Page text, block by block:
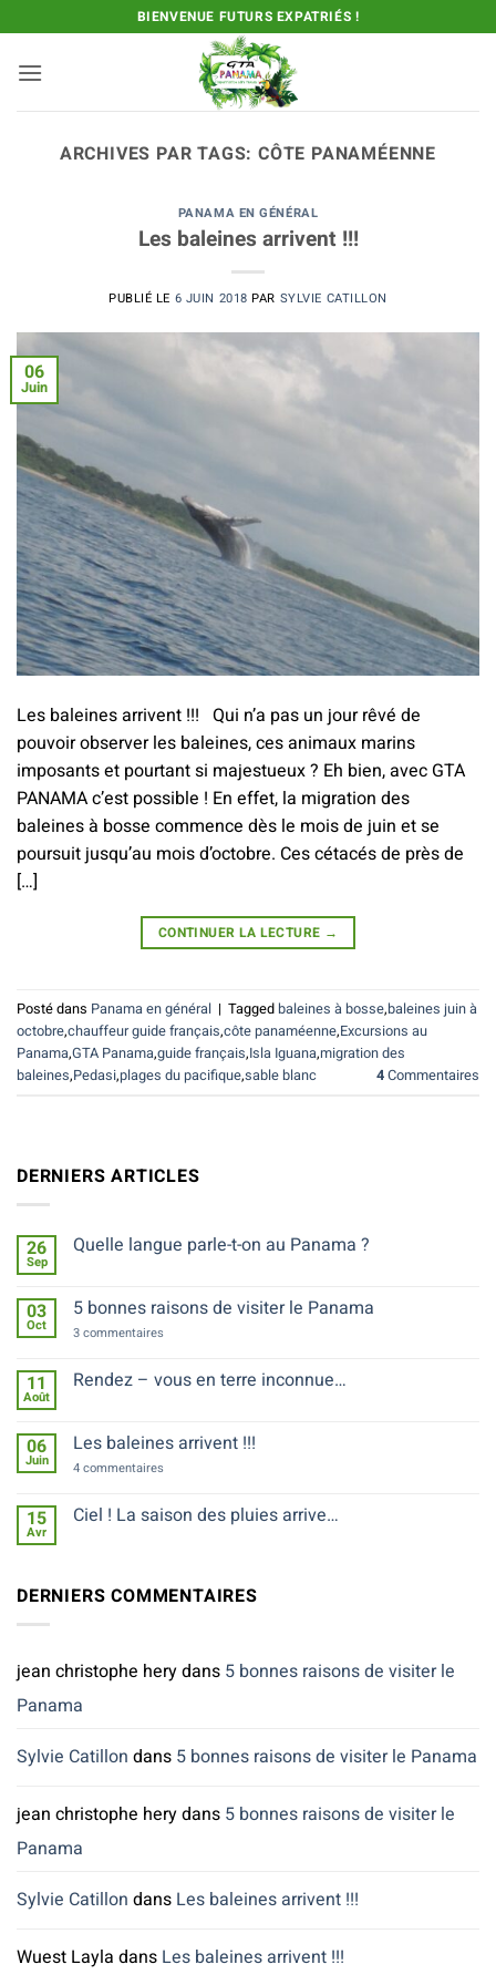
au
contenu
BIENVENUE FUTURS EXPATRIÉS !
ARCHIVES PAR TAGS:CÔTE PANAMÉENNE
PANAMA EN GÉNÉRAL
Les baleines arrivent !!!
PUBLIÉ LE 6 JUIN 2018 PAR SYLVIE CATILLON
06
Juin
Les baleines arrivent !!! Qui n’a pas un jour rêvé de
pouvoir observer les baleines, ces animaux marins
imposants et pourtant si majestueux ? Eh bien, avec GTA
PANAMA c’est possible ! En effet, la migration des
baleines à bosse commence dès le mois de juin et se
poursuit jusqu’au mois d’octobre. Ces cétacés de près de
[…]
CONTINUER LA LECTURE →
Posté dans Panama en général | Taggedbaleines à bosse,baleines juin à
octobre,chauffeur guide français,côte panaméenne,Excursions au
Panama,GTA Panama,guide français,Isla Iguana,migration des
baleines,Pedasi,plages du pacifique,sable blanc 4Commentaires
DERNIERS ARTICLES
26
Sep
Quelle langue parle-t-on au Panama ?
sur
Quelle
langue
parle-
on
au
03
Oct
5 bonnes raisons de visiter le Panama
3 commentairessur
raisons
de
Panama
11
Août
Rendez – vous en terre inconnue…
sur
Rendez
–
vous
terre
inconnue…
06
Juin
Les baleines arrivent !!!
4 commentairessur
arrivent
!!!
15
Avr
Ciel ! La saison des pluies arrive…
!
arrive…
DERNIERS COMMENTAIRES
jean christophe herydans 5 bonnes raisons de visiter le
Panama
Sylvie Catillon dans 5 bonnes raisons de visiter le Panama
jean christophe herydans 5 bonnes raisons de visiter le
Panama
Sylvie Catillon dans Les baleines arrivent !!!
Wuest Layla dans Les baleines arrivent !!!